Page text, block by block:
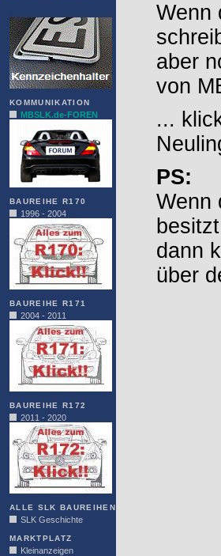
KOMMUNIKATION
MBSLK.de-FOREN
BAUREIHE R170
1996 - 2004
BAUREIHE R171
2004 - 2011
BAUREIHE R172
2011 - 2020
ALLE SLK BAUREIHEN
SLK Geschichte
MARKTPLATZ
Kleinanzeigen
Wenn
aber
von
...
PS:
Wenn
dann
über